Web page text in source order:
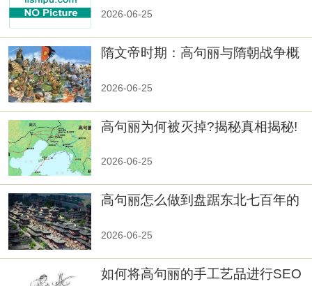
2026-06-25
隋文帝时期：高句丽与隋朝战争概
2026-06-25
高句丽为何被灭掉?揭秘真相揭秘!
2026-06-25
高句丽怎么做到盘踞东北七百年的
2026-06-25
如何将高句丽的手工艺品进行SEO